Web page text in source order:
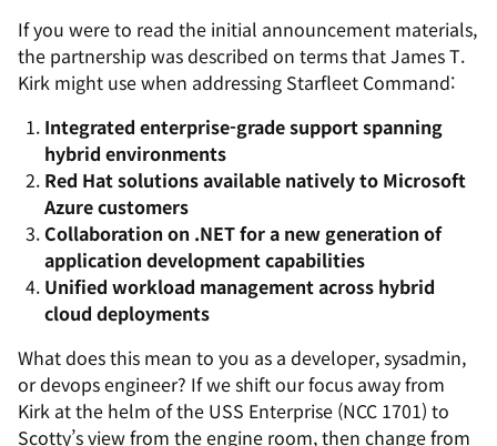
If you were to read the initial announcement materials,
the partnership was described on terms thatJames T.
Kirk might use when addressing Starfleet Command:
Integrated enterprise-grade support spanning
hybrid environments
Red Hat solutions available natively to Microsoft
Azure customers
Collaboration on .NET for a new generation of
application development capabilities
Unified workload management across hybrid
cloud deployments
What does this mean to you as a developer, sysadmin,
or devops engineer? If we shift our focus away from
Kirk at the helm of the USS Enterprise (NCC 1701) to
Scotty’sview from the engine room, then change from